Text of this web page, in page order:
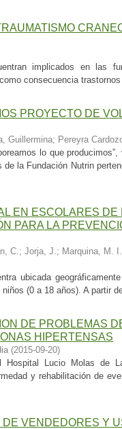
implicados en las
consecuencia
PROYECTO DE
Guillermina; Pereyra
lo que
la Fundación Nutrin
EN ESCOLARES
PARA LA
C.; Jorja, J.; Marquina, M. I.
ubicada
(0 a 18 años). A partir
DE PROBLEMAS
HIPERTENSAS
(2015-09-20)
Hospital Lucio Molas de
y rehabilitación de
VENDEDORES Y